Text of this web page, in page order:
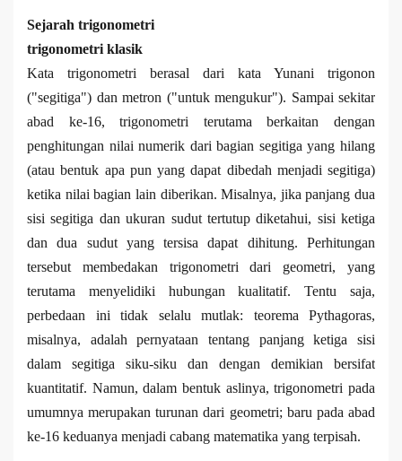
Sejarah trigonometri
trigonometri klasik
Kata trigonometri berasal dari kata Yunani trigonon
("segitiga") dan metron ("untuk mengukur"). Sampai sekitar
abad ke-16, trigonometri terutama berkaitan dengan
penghitungan nilai numerik dari bagian segitiga yang hilang
(atau bentuk apa pun yang dapat dibedah menjadi segitiga)
ketika nilai bagian lain diberikan. Misalnya, jika panjang dua
sisi segitiga dan ukuran sudut tertutup diketahui, sisi ketiga
dan dua sudut yang tersisa dapat dihitung. Perhitungan
tersebut membedakan trigonometri dari geometri, yang
terutama menyelidiki hubungan kualitatif. Tentu saja,
perbedaan ini tidak selalu mutlak: teorema Pythagoras,
misalnya, adalah pernyataan tentang panjang ketiga sisi
dalam segitiga siku-siku dan dengan demikian bersifat
kuantitatif. Namun, dalam bentuk aslinya, trigonometri pada
umumnya merupakan turunan dari geometri; baru pada abad
ke-16 keduanya menjadi cabang matematika yang terpisah.